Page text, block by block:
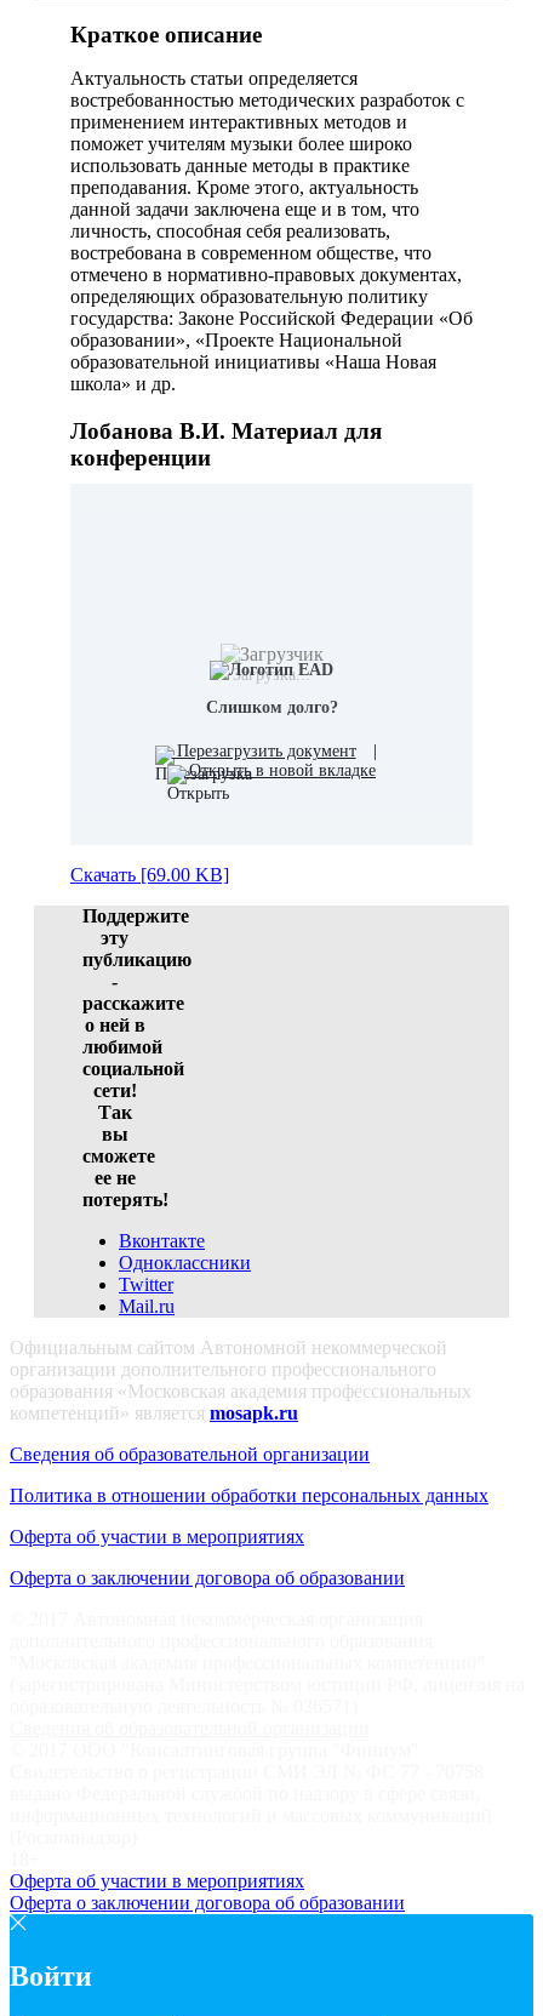
Краткое описание
Актуальность статьи определяется
востребованностью методических разработок с
применением интерактивных методов и
поможет учителям музыки более широко
использовать данные методы в практике
преподавания. Кроме этого, актуальность
данной задачи заключена еще и в том, что
личность, способная себя реализовать,
востребована в современном обществе, что
отмечено в нормативно-правовых документах,
определяющих образовательную политику
государства: Законе Российской Федерации «Об
образовании», «Проекте Национальной
образовательной инициативы «Наша Новая
школа» и др.
Лобанова В.И. Материал для
конференции
Загрузка...
Слишком долго?
Перезагрузить документ
Открыть в новой вкладке
Скачать [69.00 KB]
Поддержите
эту
публикацию
-
расскажите
о ней в
любимой
социальной
сети!
Так
вы
сможете
ее не
потерять!
Вконтакте
Одноклассники
Twitter
Mail.ru
Официальным сайтом Автономной некоммерческой
организации дополнительного профессионального
образования «Московская академия профессиональных
компетенций» является mosapk.ru
Сведения об образовательной организации
Политика в отношении обработки персональных данных
Оферта об участии в мероприятиях
Оферта о заключении договора об образовании
Оферта об участии в мероприятиях
Оферта о заключении договора об образовании
Войти